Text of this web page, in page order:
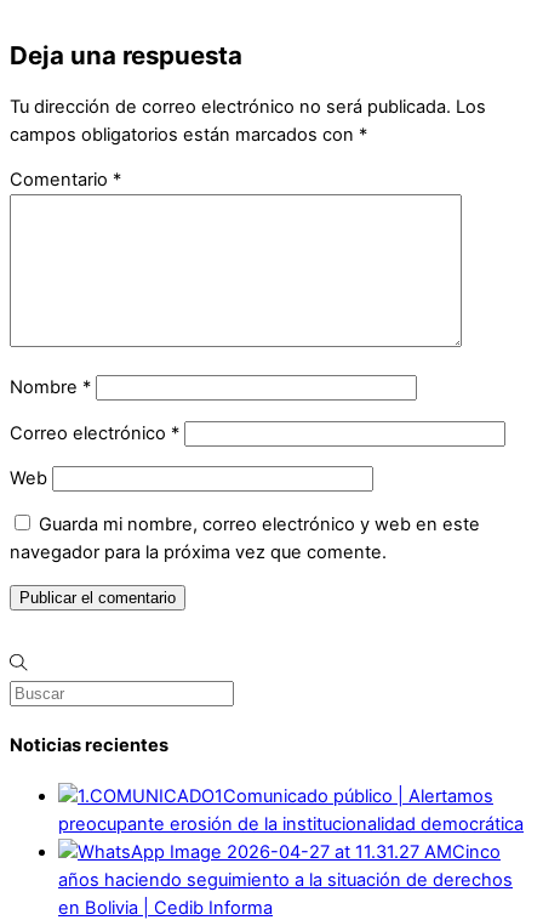
Deja una respuesta
Tu dirección de correo electrónico no será publicada. Los
campos obligatorios están marcados con *
Comentario *
Nombre *
Correo electrónico *
Web
Guarda mi nombre, correo electrónico y web en este
navegador para la próxima vez que comente.
Noticias recientes
Comunicado público | Alertamos
preocupante erosión de la institucionalidad democrática
Cinco
años haciendo seguimiento a la situación de derechos
en Bolivia | Cedib Informa